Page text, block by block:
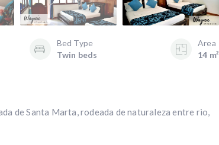
Bed Type
Twin beds
Area
14 m²
de Santa Marta, rodeada de naturaleza entre rio,